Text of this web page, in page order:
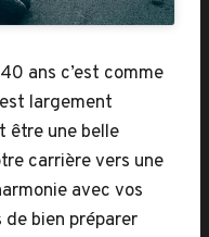
ans c’est comme
largement
être une belle
carrière vers une
avec vos
de bien préparer